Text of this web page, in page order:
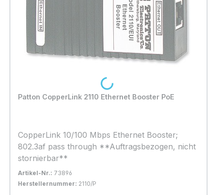
Patton CopperLink 2110 Ethernet Booster PoE
CopperLink 10/100 Mbps Ethernet Booster;
802.3af pass through **Auftragsbezogen, nicht
stornierbar**
Artikel-Nr.: 73896
Herstellernummer: 2110/P
Loading...